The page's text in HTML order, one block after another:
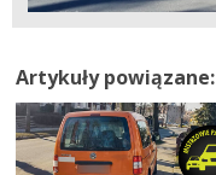
Artykuły powiązane: